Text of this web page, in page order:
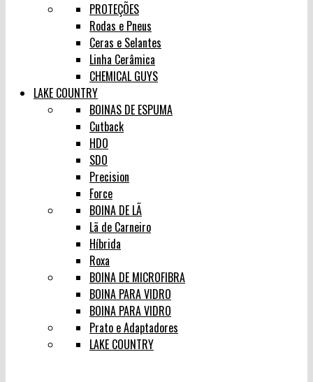
PROTEÇÕES
Rodas e Pneus
Ceras e Selantes
Linha Cerâmica
CHEMICAL GUYS
LAKE COUNTRY
BOINAS DE ESPUMA
Cutback
HDO
SDO
Precision
Force
BOINA DE LÃ
Lã de Carneiro
Híbrida
Roxa
BOINA DE MICROFIBRA
BOINA PARA VIDRO
BOINA PARA VIDRO
Prato e Adaptadores
LAKE COUNTRY